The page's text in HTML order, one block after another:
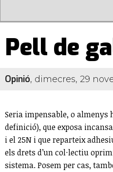
Pell de
Opinió, dimecres, 29
Seria impensable, o almenys
definició), que exposa
i el 25N i que reparteix
els drets d’un col·lectiu
sistema. Posem per cas,